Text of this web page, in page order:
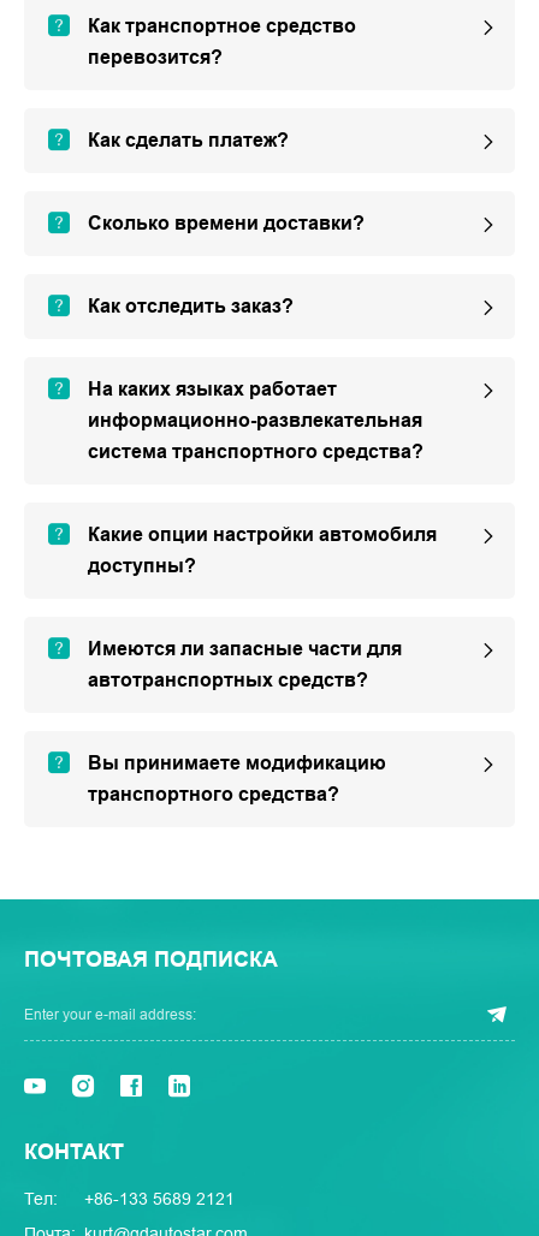
Как транспортное средство
перевозится?
Как сделать платеж?
Сколько времени доставки?
Как отследить заказ?
На каких языках работает
информационно-развлекательная
система транспортного средства?
Какие опции настройки автомобиля
доступны?
Имеются ли запасные части для
автотранспортных средств?
Вы принимаете модификацию
транспортного средства?
ПОЧТОВАЯ ПОДПИСКА
КОНТАКТ
Тел:
+86-133 5689 2121